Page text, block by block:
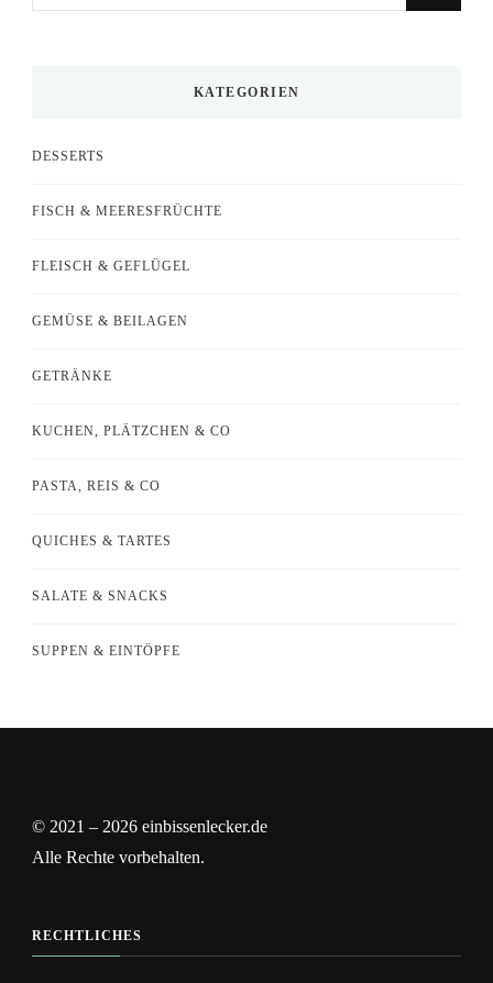
KATEGORIEN
DESSERTS
FISCH & MEERESFRÜCHTE
FLEISCH & GEFLÜGEL
GEMÜSE & BEILAGEN
GETRÄNKE
KUCHEN, PLÄTZCHEN & CO
PASTA, REIS & CO
QUICHES & TARTES
SALATE & SNACKS
SUPPEN & EINTÖPFE
© 2021 – 2026 einbissenlecker.de
Alle Rechte vorbehalten.
RECHTLICHES